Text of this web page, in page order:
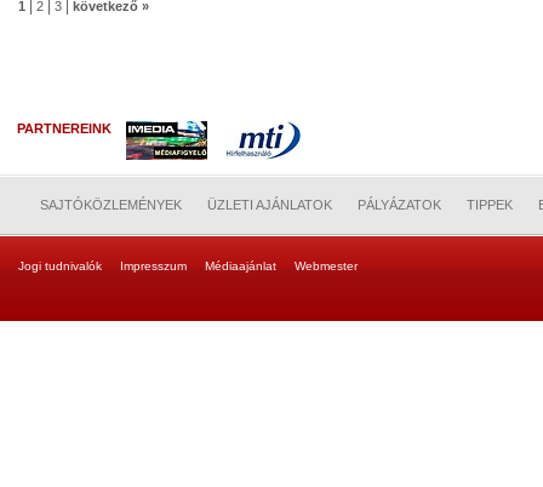
1 2 3 következő »
PARTNEREINK
SAJTÓKÖZLEMÉNYEK ÜZLETI AJÁNLATOK PÁLYÁZATOK TIPPEK
Jogi tudnivalók Impresszum Médiaajánlat Webmester